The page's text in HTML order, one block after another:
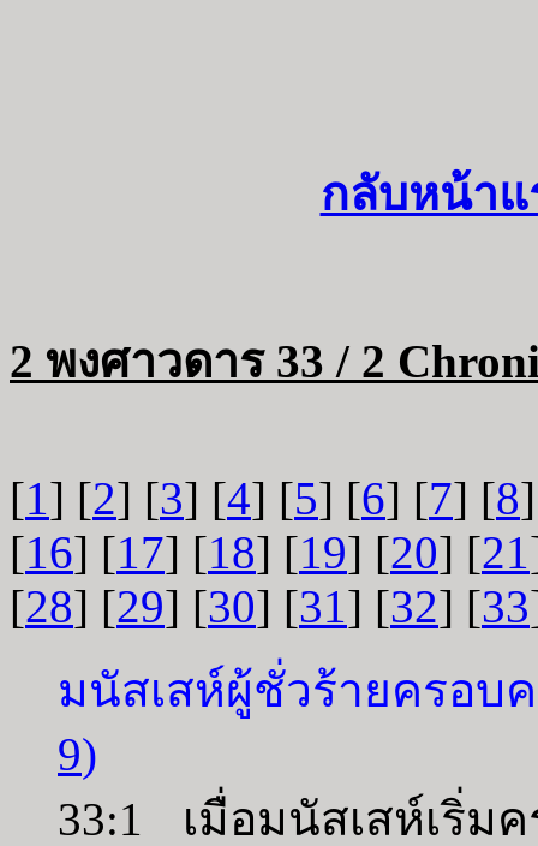
กลับหน้าแ
2 พงศาวดาร 33 / 2
[1] [2] [3] [4] [5] [6] [7] [8
[16] [17] [18] [19] [20] [21
[28] [29] [30] [31] [32] [33
มนัสเสห์ผู้ชั่วร้ายครอบ
9)
33:1 เมื่อมนัสเสห์เริ่ม